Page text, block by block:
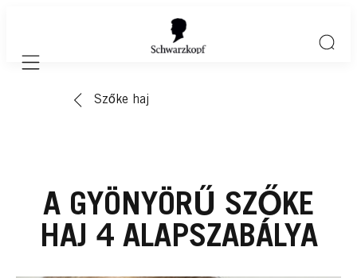
Mobile navigation
Szőke haj
A GYÖNYÖRŰ SZŐKE
HAJ 4 ALAPSZABÁLYA